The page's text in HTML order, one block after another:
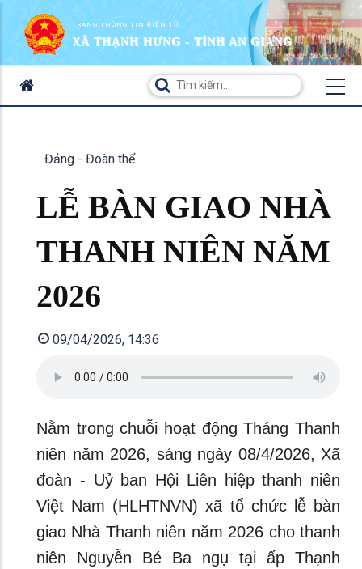
TRANG THÔNG TIN ĐIỆN TỬ
XÃ THẠNH HƯNG - TỈNH AN GIANG
Đảng - Đoàn thể
LỄ BÀN GIAO NHÀ
THANH NIÊN NĂM
2026
09/04/2026, 14:36
Nằm trong chuỗi hoạt động Tháng Thanh
niên năm 2026, sáng ngày 08/4/2026, Xã
đoàn - Uỷ ban Hội Liên hiệp thanh niên
Việt Nam (HLHTNVN) xã tổ chức lễ bàn
giao Nhà Thanh niên năm 2026 cho thanh
niên Nguyễn Bé Ba ngụ tại ấp Thạnh